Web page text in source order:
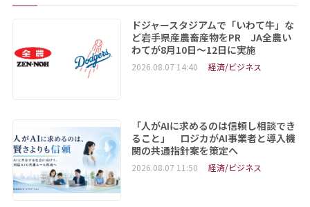
ドジャースタジアムで「いわて牛」な
ど岩手県産農畜産物をPR JA全農い
わてが8月10日～12日に実施
2026.08.07 14:40 経済/ビジネス
「人がAIに求めるのは信頼し相談でき
ること」 ロジカがAI事業者と導入機
関の共通指針案を策定へ
2026.08.07 11:50 経済/ビジネス